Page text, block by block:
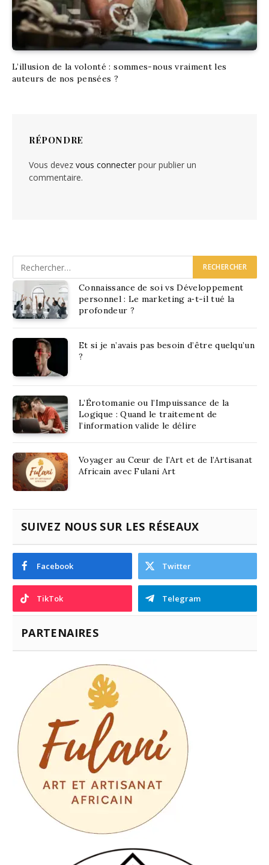
L’illusion de la volonté : sommes-nous vraiment les
auteurs de nos pensées ?
RÉPONDRE
Vous devez vous connecter pour publier un
commentaire.
Connaissance de soi vs Développement
personnel : Le marketing a‑t-il tué la
profondeur ?
Et si je n’avais pas besoin d’être quelqu’un
?
L’Érotomanie ou l’Impuissance de la
Logique : Quand le traitement de
l’information valide le délire
Voyager au Cœur de l’Art et de l’Artisanat
Africain avec Fulani Art
SUIVEZ NOUS SUR LES RÉSEAUX
Facebook Twitter
TikTok Telegram
PARTENAIRES